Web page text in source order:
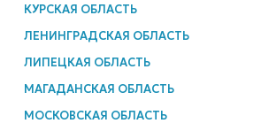
КУРСКАЯ ОБЛАСТЬ
ЛЕНИНГРАДСКАЯ ОБЛАСТЬ
ЛИПЕЦКАЯ ОБЛАСТЬ
МАГАДАНСКАЯ ОБЛАСТЬ
МОСКОВСКАЯ ОБЛАСТЬ